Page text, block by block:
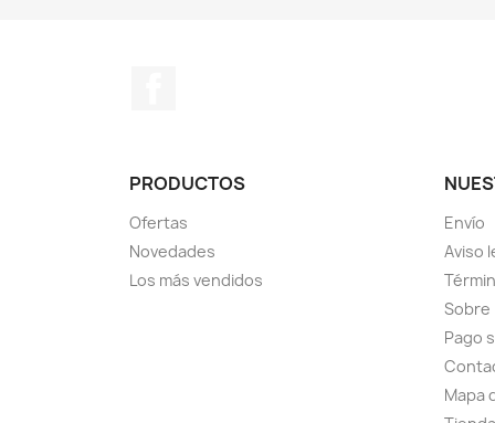
PRODUCTOS
Ofertas
Novedades
Los más vendidos
Envío
Aviso
Pago
Mapa